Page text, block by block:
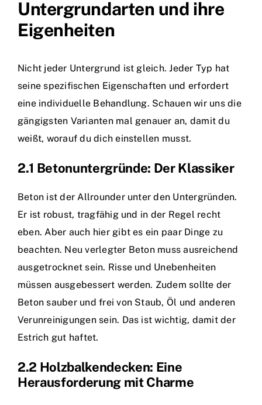
Untergrundarten und ihre
Eigenheiten
Nicht jeder Untergrund ist gleich. Jeder Typ hat
seine spezifischen Eigenschaften und erfordert
eine individuelle Behandlung. Schauen wir uns die
gängigsten Varianten mal genauer an, damit du
weißt, worauf du dich einstellen musst.
2.1 Betonuntergründe: Der Klassiker
Beton ist der Allrounder unter den Untergründen.
Er ist robust, tragfähig und in der Regel recht
eben. Aber auch hier gibt es ein paar Dinge zu
beachten. Neu verlegter Beton muss ausreichend
ausgetrocknet sein. Risse und Unebenheiten
müssen ausgebessert werden. Zudem sollte der
Beton sauber und frei von Staub, Öl und anderen
Verunreinigungen sein. Das ist wichtig, damit der
Estrich gut haftet.
2.2 Holzbalkendecken: Eine
Herausforderung mit Charme